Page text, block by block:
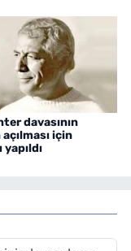
davasının
için